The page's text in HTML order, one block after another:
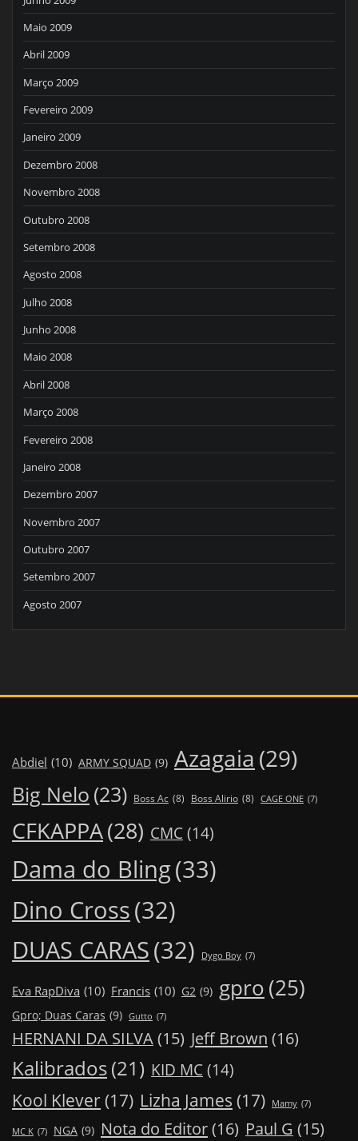
Maio 2009
Abril 2009
Março 2009
Fevereiro 2009
Janeiro 2009
Dezembro 2008
Novembro 2008
Outubro 2008
Setembro 2008
Agosto 2008
Julho 2008
Junho 2008
Maio 2008
Abril 2008
Março 2008
Fevereiro 2008
Janeiro 2008
Dezembro 2007
Novembro 2007
Outubro 2007
Setembro 2007
Agosto 2007
Abdiel (10) ARMY SQUAD (9) Azagaia (29)
Big Nelo (23) Boss Ac (8) Boss Alirio (8) CAGE ONE (7)
CFKAPPA(28) CMC (14)
Dama do Bling(33)
Dino Cross(32)
DUAS CARAS(32) Dygo Boy (7)
Eva RapDiva (10) Francis (10) G2 (9) gpro(25)
Gpro; Duas Caras (9) Gutto (7)
HERNANI DA SILVA(15) Jeff Brown (16)
Kalibrados(21) KID MC (14)
Kool Klever (17) Lizha James (17) Mamy (7)
MC K (7) NGA (9) Nota do Editor(16) Paul G (15)